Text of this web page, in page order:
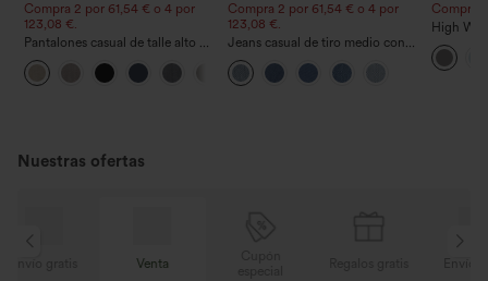
Compra 2 por 61,54 € o 4 por
123,08 €.
Pantalones casual de talle alto y
pierna recta con tacto de lino y
bolsillos
Compra 2 por 61,54 € o 4 por
123,08 €.
Jeans casual de tiro medio con
cordón y bolsillos
Compra
High
Straight
Nuestras ofertas
especial